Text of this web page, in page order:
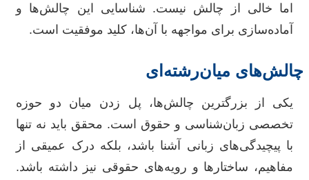
اما خالی از چالش نیست. شناسایی این چالش‌ها و
آماده‌سازی برای مواجهه با آن‌ها، کلید موفقیت است.
چالش‌های میان‌رشته‌ای
یکی از بزرگترین چالش‌ها، پل زدن میان دو حوزه
تخصصی زبان‌شناسی و حقوق است. محقق باید نه تنها
با پیچیدگی‌های زبانی آشنا باشد، بلکه درک عمیقی از
مفاهیم، ساختارها و رویه‌های حقوقی نیز داشته باشد.